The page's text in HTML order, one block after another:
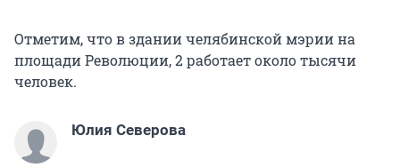
Отметим, что в здании челябинской мэрии на
площади Революции, 2 работает около тысячи
человек.
Юлия Северова